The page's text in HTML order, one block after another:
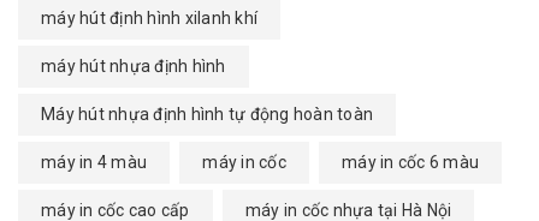
máy hút định hình xilanh khí
máy hút nhựa định hình
Máy hút nhựa định hình tự động hoàn toàn
máy in 4 màu máy in cốc máy in cốc 6 màu
máy in cốc cao cấp máy in cốc nhựa tại Hà Nội